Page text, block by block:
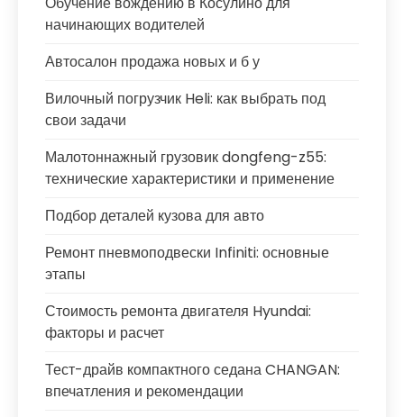
начинающих водителей
Автосалон продажа новых и б у
Вилочный погрузчик Heli: как выбрать под
свои задачи
Малотоннажный грузовик dongfeng-z55:
технические характеристики и применение
Подбор деталей кузова для авто
Ремонт пневмоподвески Infiniti: основные
этапы
Стоимость ремонта двигателя Hyundai:
факторы и расчет
Тест-драйв компактного седана CHANGAN:
впечатления и рекомендации